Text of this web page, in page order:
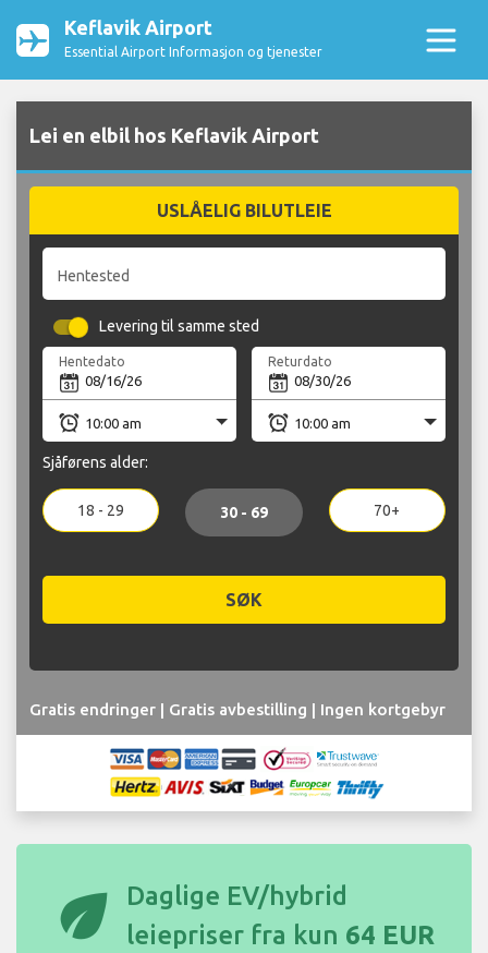
Keflavik Airport
Essential Airport Informasjon og tjenester
Lei en elbil hos Keflavik Airport
USLÅELIG BILUTLEIE
Hentested
Levering til samme sted
Hentedato Returdato
Sjåførens alder:
18 - 29 30 - 69 70+
SØK
Gratis endringer | Gratis avbestilling | Ingen kortgebyr
eco
Daglige EV/hybrid
leiepriser fra kun 64 EUR